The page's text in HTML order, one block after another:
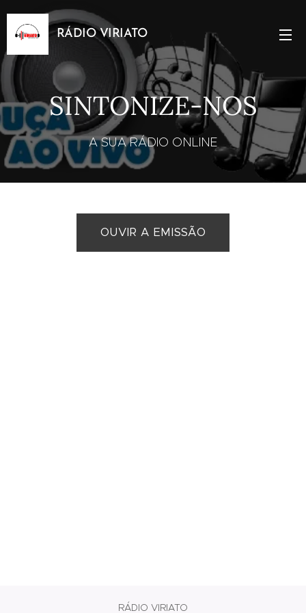
RÁDIO VIRIATO
SINTONIZE-NOS
A SUA RÁDIO ONLINE
OUVIR A EMISSÃO
RÁDIO VIRIATO